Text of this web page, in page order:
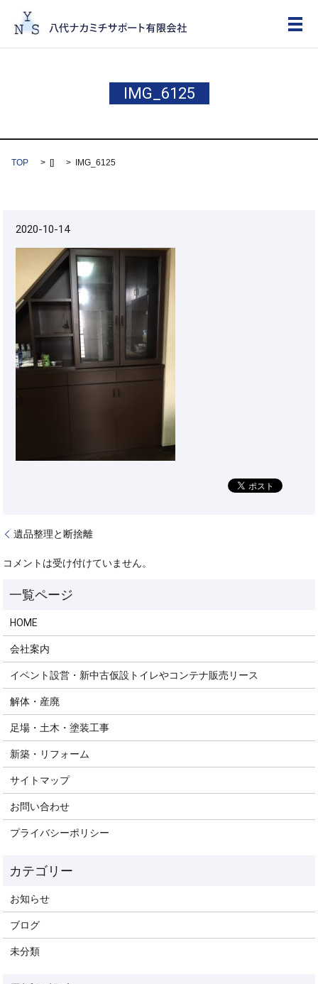
メ
IMG_6125
TOP [] IMG_6125
2020-10-14
遺品整理と断捨離
コメントは受け付けていません。
HOME
会社案内
イベント設営・新中古仮設トイレやコンテナ販売リース
解体・産廃
足場・土木・塗装工事
新築・リフォーム
サイトマップ
お問い合わせ
プライバシーポリシー
お知らせ
ブログ
未分類